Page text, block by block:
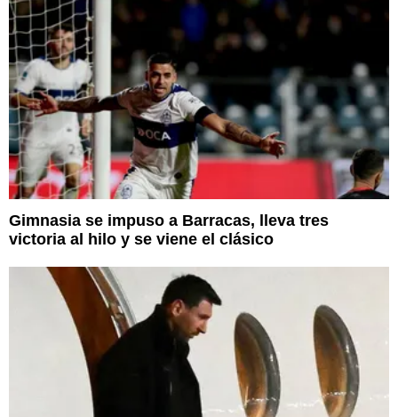
Gimnasia se impuso a Barracas, lleva tres
victoria al hilo y se viene el clásico